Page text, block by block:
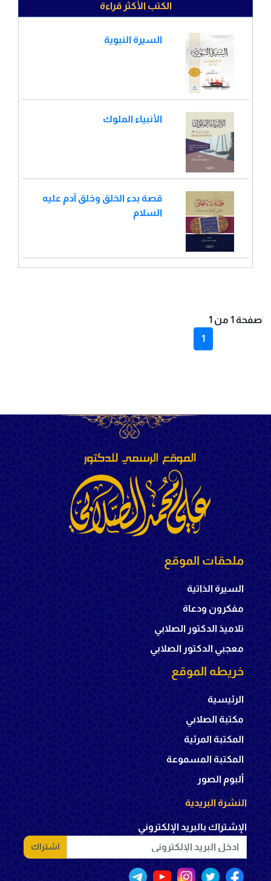
الكتب الأكثر قراءة
السيرة النبوية
الأنبياء الملوك
قصة بدء الخلق وخلق آدم عليه
السلام
صفحة 1 من 1
1
ملحقات الموقع
السيرة الذاتية
مفكرون ودعاة
تلاميذ الدكتور الصلابي
معجبي الدكتور الصلابي
خريطه الموقع
الرئيسية
مكتبة الصلابي
المكتبة المرئية
المكتبة المسموعة
ألبوم الصور
النشرة البريدية
الإشتراك بالبريد الإلكتروني
اشتراك